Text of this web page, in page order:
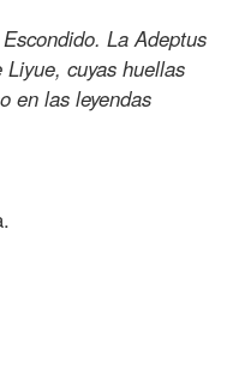
La Adeptus
Liyue, cuyas huellas
en las leyendas